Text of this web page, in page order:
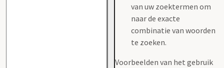
van uw zoektermen om
naar de exacte
combinatie van woorden
te zoeken.
Voorbeelden van het gebruik